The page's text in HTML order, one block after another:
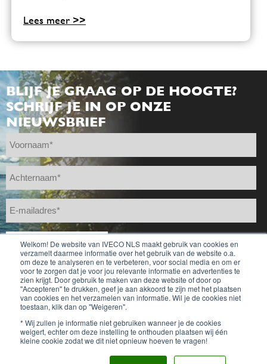
Welkom! De website van IVECO NLS maakt gebruik van cookies en
verzamelt daarmee informatie over het gebruik van de website o.a.
om deze te analyseren en te verbeteren, voor social media en om er
voor te zorgen dat je voor jou relevante informatie en advertenties te
zien krijgt. Door gebruik te maken van deze website of door op
''Accepteren'' te drukken, geef je aan akkoord te zijn met het plaatsen
van cookies en het verzamelen van informatie. Wil je de cookies niet
toestaan, klik dan op "Weigeren".
* Wij zullen je informatie niet gebruiken wanneer je de cookies
weigert, echter om deze instelling te onthouden plaatsen wij één
kleine cookie zodat we dit niet opnieuw hoeven te vragen!
Lees meer >>
BLIJF JE GRAAG OP DE HOOGTE?
SCHRIJF JE IN OP ONZE
NIEUWSBRIEF
CARRIÉRES COOKIE-BELEID PRIVACYBELEID